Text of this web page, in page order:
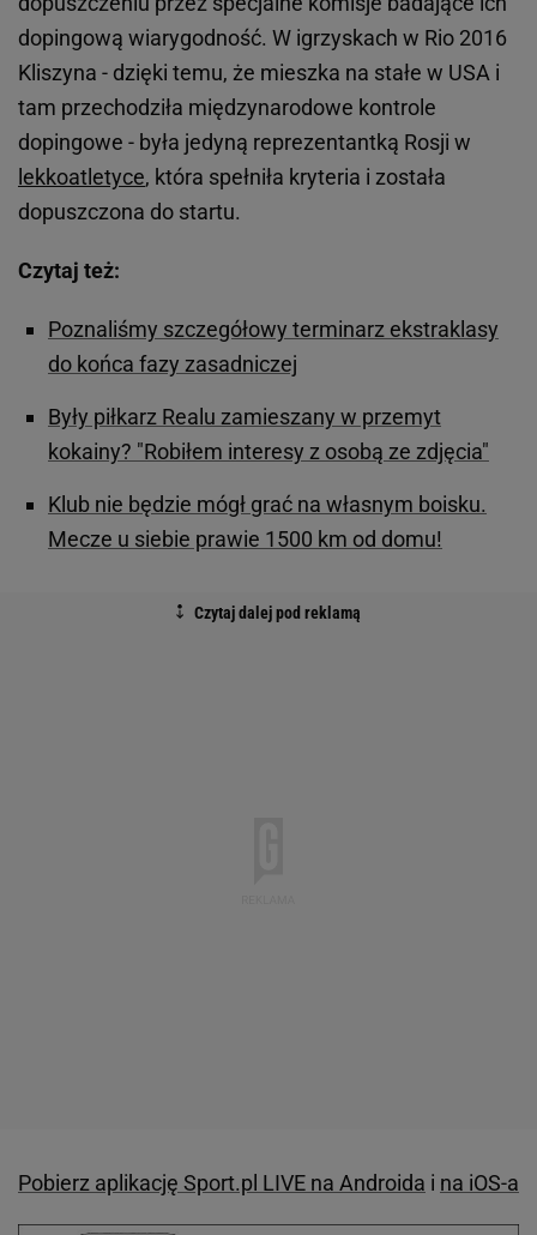
dopingową wiarygodność. W igrzyskach w Rio 2016
Kliszyna - dzięki temu, że mieszka na stałe w USA i
tam przechodziła międzynarodowe kontrole
dopingowe - była jedyną reprezentantką Rosji w
lekkoatletyce, która spełniła kryteria i została
dopuszczona do startu.
Czytaj też:
Poznaliśmy szczegółowy terminarz ekstraklasy
do końca fazy zasadniczej
Były piłkarz Realu zamieszany w przemyt
kokainy? "Robiłem interesy z osobą ze zdjęcia"
Klub nie będzie mógł grać na własnym boisku.
Mecze u siebie prawie 1500 km od domu!
Pobierz aplikację Sport.pl LIVE na Androida i na iOS-a